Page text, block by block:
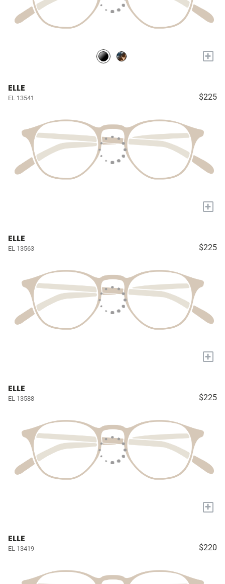
+
ELLE
EL 13541 $225
+
ELLE
EL 13563 $225
+
ELLE
EL 13588 $225
+
ELLE
EL 13419 $220